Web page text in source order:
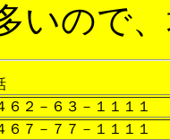
いので
６２－６３－１１１１
６７－７７－１１１１